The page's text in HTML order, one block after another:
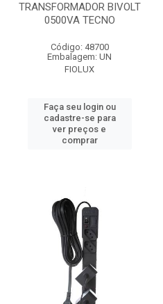
TRANSFORMADOR BIVOLT
0500VA TECNO
Código: 48700
Embalagem: UN
FIOLUX
Faça seu login ou
cadastre-se para
ver preços e
comprar